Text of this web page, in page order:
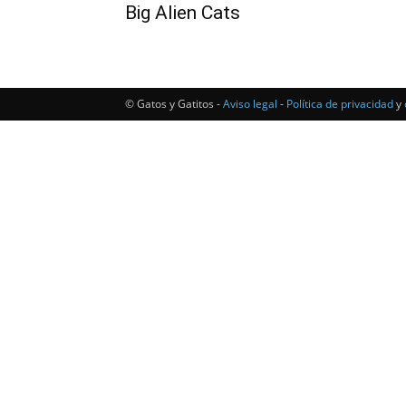
Big Alien Cats
© Gatos y Gatitos -Aviso legal - Política de privacidady